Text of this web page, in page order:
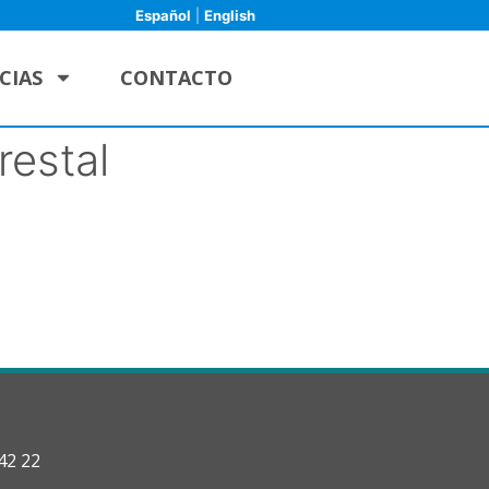
Español English
CONTACTO
22